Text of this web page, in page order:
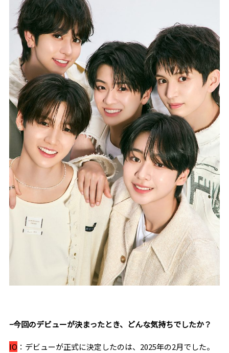
−今回のデビューが決まったとき、どんな気持ちでしたか？
IO ：デビューが正式に決定したのは、 2025年の2月でした。